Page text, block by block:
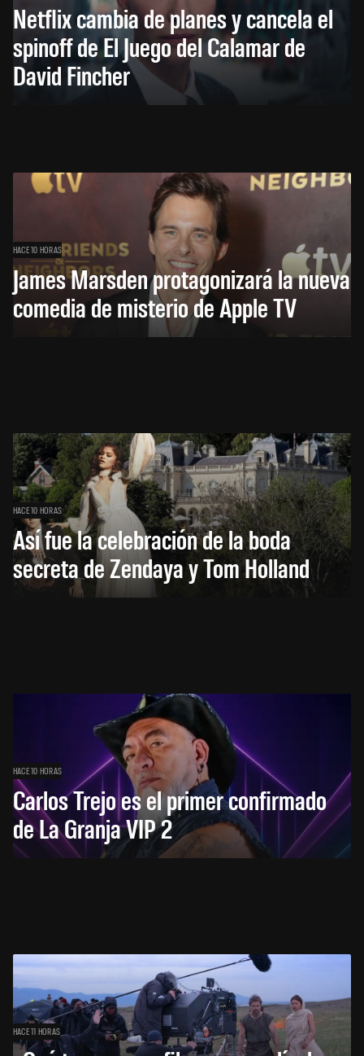
Netflix cambia de planes y cancela el
spinoff de El Juego del Calamar de
David Fincher
HACE 10 HORAS
James Marsden protagonizará la nueva
comedia de misterio de Apple TV
HACE 10 HORAS
Así fue la celebración de la boda
secreta de Zendaya y Tom Holland
HACE 10 HORAS
Carlos Trejo es el primer confirmado
de La Granja VIP 2
HACE 11 HORAS